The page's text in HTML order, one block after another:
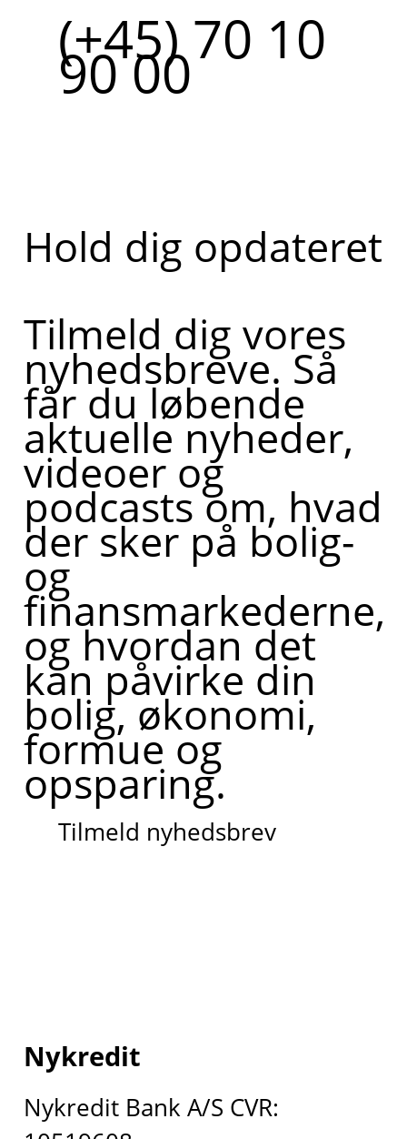
(+45) 70 10
90 00
Hold dig opdateret
Tilmeld dig vores
nyhedsbreve. Så
får du løbende
aktuelle nyheder,
videoer og
podcasts om, hvad
der sker på bolig-
og
finansmarkederne,
og hvordan det
kan påvirke din
bolig, økonomi,
formue og
opsparing.
Tilmeld nyhedsbrev
Nykredit
Nykredit Bank A/S CVR: